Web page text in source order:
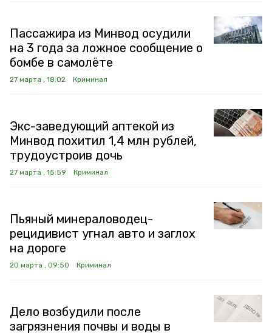
Пассажира из Минвод осудили
на 3 года за ложное сообщение о
бомбе в самолёте
27 марта , 18:02 Криминал
Экс-заведующий аптекой из
Минвод похитил 1,4 млн рублей,
трудоустроив дочь
27 марта , 15:59 Криминал
Пьяный минераловодец-
рецидивист угнал авто и заглох
на дороге
20 марта , 09:50 Криминал
Дело возбудили после
загрязнения почвы и воды в